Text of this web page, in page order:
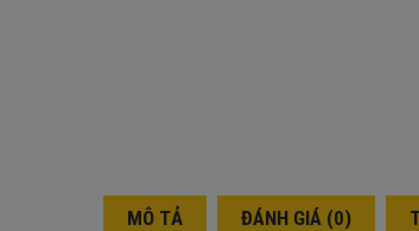
MÔ TẢ ĐÁNH GIÁ (0)